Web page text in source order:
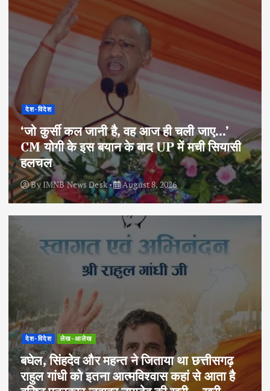
देश-विदेश
‘जो कुर्सी कल जानी है, वह आज ही चली जाए…’
CM योगी के इस बयान के बाद UP में मची सियासी
हलचल
ByIMNB News Desk August 8, 2026
देश-विदेश लेख-आलेख
बघेल, सिंहदेव और महन्त ने जिताया था छत्तीसगढ़
राहुल गांधी को इतना आत्मविश्वास कहां से आता है